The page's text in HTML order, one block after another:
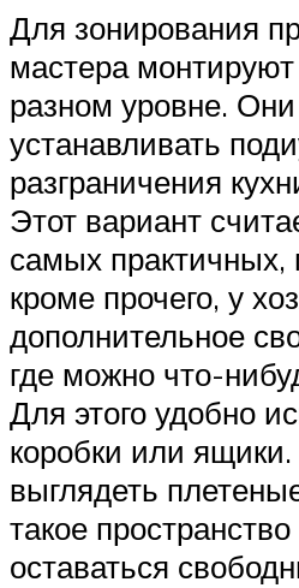
Для зонирования
мастера
разном уровне.
устанавливать
разграничения
Этот вариант
самых практичных,
кроме прочего, у
дополнительное
где можно что-
Для этого удобно
коробки или
выглядеть
такое
оставаться